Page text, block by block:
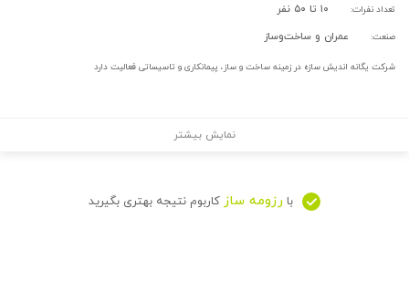
تعداد نفرات: ۱۰ تا ۵۰ نفر
صنعت: عمران و ساخت‌وساز
شرکت یگانه اندیش سازه در زمینه ساخت و ساز، پیمانکاری و تاسیساتی فعالیت دارد
نمایش بیشتر
با رزومه ساز کاربوم نتیجه بهتری بگیرید